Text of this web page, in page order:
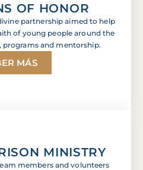
OF HONOR
partnership aimed to help
of young people around the
and mentorship.
MÁS
MINISTRY
members and volunteers